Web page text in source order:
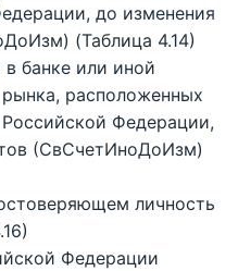
до изменения
(Таблица 4.14)
банке или иной
расположенных
Федерации,
(СвСчетИноДоИзм)
личность
Федерации